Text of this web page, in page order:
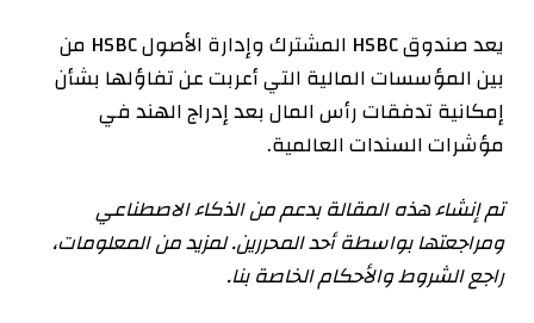
يعد صندوق HSBC المشترك وإدارة الأصول HSBC من
بين المؤسسات المالية التي أعربت عن تفاؤلها بشأن
إمكانية تدفقات رأس المال بعد إدراج الهند في
مؤشرات السندات العالمية.
تم إنشاء هذه المقالة بدعم من الذكاء الاصطناعي
ومراجعتها بواسطة أحد المحررين. لمزيد من المعلومات،
راجع الشروط والأحكام الخاصة بنا.